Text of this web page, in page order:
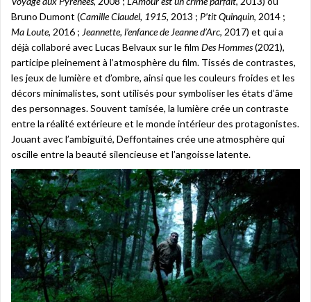
Bruno Dumont (Camille Claudel, 1915, 2013 ; P’tit Quinquin, 2014 ;
Ma Loute, 2016 ; Jeannette, l’enfance de Jeanne d’Arc, 2017) et qui a
déjà collaboré avec Lucas Belvaux sur le film Des Hommes(2021),
participe pleinement à l’atmosphère du film. Tissés de contrastes,
les jeux de lumière et d’ombre, ainsi que les couleurs froides et les
décors minimalistes, sont utilisés pour symboliser les états d’âme
des personnages. Souvent tamisée, la lumière crée un contraste
entre la réalité extérieure et le monde intérieur des protagonistes.
Jouant avec l’ambiguïté, Deffontaines crée une atmosphère qui
oscille entre la beauté silencieuse et l’angoisse latente.